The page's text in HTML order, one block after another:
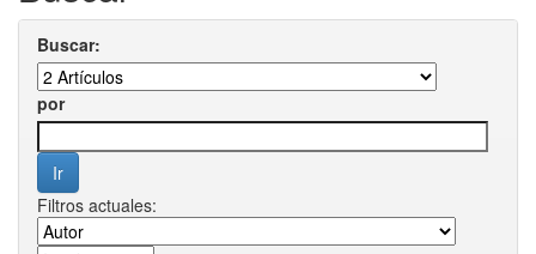
Buscar:
por
Filtros actuales: